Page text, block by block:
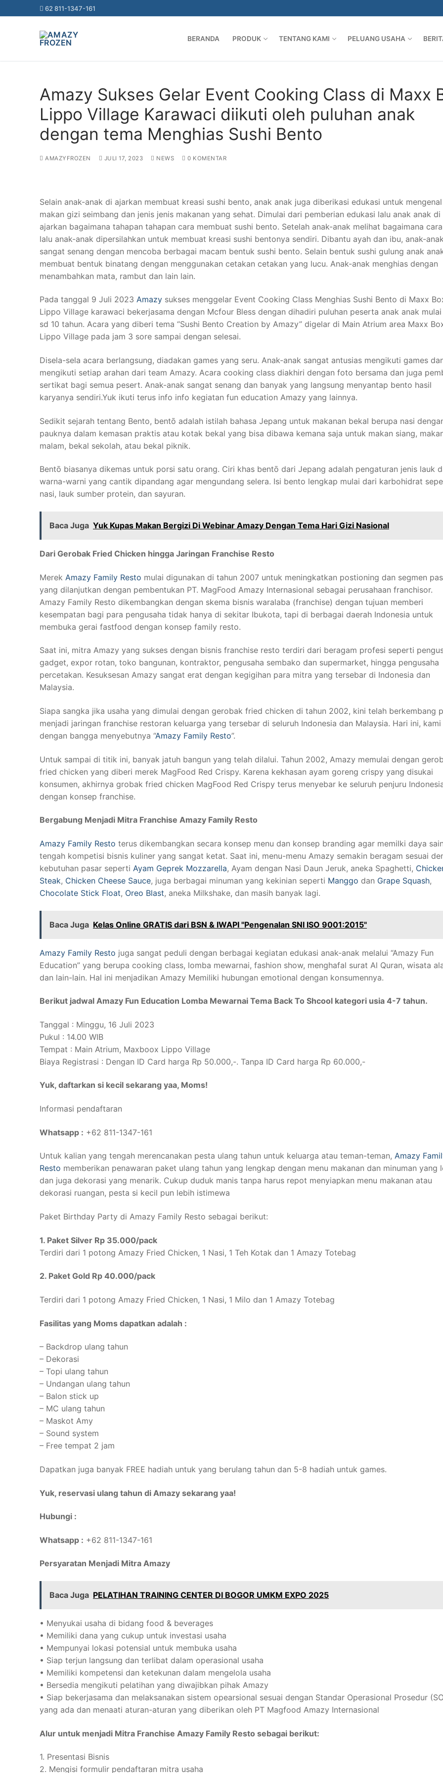
62 811-1347-161
BERANDA PRODUK TENTANG KAMI PELUANG USAHA
HOME AMAZY SUKSES GELAR EVENT COOKING CLASS DI MAXX BOX LIPPO VILLAGE KARAWACI DIIKUTI OLEH PULUHAN ANAK
Amazy Sukses Gelar Event Cooking Class di Maxx
Lippo Village Karawaci diikuti oleh puluhan anak
dengan tema Menghias Sushi Bento
AMAZYFROZEN JULI 17, 2023 NEWS 0 KOMENTAR
Selain anak-anak di ajarkan membuat kreasi sushi bento, anak anak juga diberikasi edukasi untuk
makan gizi seimbang dan jenis jenis makanan yang sehat. Dimulai dari pemberian edukasi lalu anak anak di
ajarkan bagaimana tahapan tahapan cara membuat sushi bento. Setelah anak-anak melihat bagaimana
lalu anak-anak dipersilahkan untuk membuat kreasi sushi bentonya sendiri. Dibantu ayah dan ibu, anak-
sangat senang dengan mencoba berbagai macam bentuk sushi bento. Selain bentuk sushi gulung anak
membuat bentuk binatang dengan menggunakan cetakan cetakan yang lucu. Anak-anak menghias dengan
menambahkan mata, rambut dan lain lain.
Pada tanggal 9 Juli 2023 Amazy sukses menggelar Event Cooking Class Menghias Sushi Bento di Maxx
Lippo Village karawaci bekerjasama dengan Mcfour Bless dengan dihadiri puluhan peserta anak anak
sd 10 tahun. Acara yang diberi tema “Sushi Bento Creation by Amazy” digelar di Main Atrium area Maxx
Lippo Village pada jam 3 sore sampai dengan selesai.
Disela-sela acara berlangsung, diadakan games yang seru. Anak-anak sangat antusias mengikuti games
mengikuti setiap arahan dari team Amazy. Acara cooking class diakhiri dengan foto bersama dan juga
sertikat bagi semua pesert. Anak-anak sangat senang dan banyak yang langsung menyantap bento hasil
karyanya sendiri.Yuk ikuti terus info info kegiatan fun education Amazy yang lainnya.
Sedikit sejarah tentang Bento, bentō adalah istilah bahasa Jepang untuk makanan bekal berupa nasi
pauknya dalam kemasan praktis atau kotak bekal yang bisa dibawa kemana saja untuk makan siang,
malam, bekal sekolah, atau bekal piknik.
Bentō biasanya dikemas untuk porsi satu orang. Ciri khas bentō dari Jepang adalah pengaturan jenis lauk
warna-warni yang cantik dipandang agar mengundang selera. Isi bento lengkap mulai dari karbohidrat
nasi, lauk sumber protein, dan sayuran.
Baca Juga Yuk Kupas Makan Bergizi Di Webinar Amazy Dengan Tema Hari Gizi Nasional
Dari Gerobak Fried Chicken hingga Jaringan Franchise Resto
Merek Amazy Family Resto mulai digunakan di tahun 2007 untuk meningkatkan postioning dan segmen
yang dilanjutkan dengan pembentukan PT. MagFood Amazy Internasional sebagai perusahaan franchisor.
Amazy Family Resto dikembangkan dengan skema bisnis waralaba (franchise) dengan tujuan memberi
kesempatan bagi para pengusaha tidak hanya di sekitar Ibukota, tapi di berbagai daerah Indonesia untuk
membuka gerai fastfood dengan konsep family resto.
Saat ini, mitra Amazy yang sukses dengan bisnis franchise resto terdiri dari beragam profesi seperti
gadget, expor rotan, toko bangunan, kontraktor, pengusaha sembako dan supermarket, hingga pengusaha
percetakan. Kesuksesan Amazy sangat erat dengan kegigihan para mitra yang tersebar di Indonesia dan
Malaysia.
Siapa sangka jika usaha yang dimulai dengan gerobak fried chicken di tahun 2002, kini telah berkembang
menjadi jaringan franchise restoran keluarga yang tersebar di seluruh Indonesia dan Malaysia. Hari ini,
dengan bangga menyebutnya “Amazy Family Resto”.
Untuk sampai di titik ini, banyak jatuh bangun yang telah dilalui. Tahun 2002, Amazy memulai dengan
fried chicken yang diberi merek MagFood Red Crispy. Karena kekhasan ayam goreng crispy yang disukai
konsumen, akhirnya grobak fried chicken MagFood Red Crispy terus menyebar ke seluruh penjuru
dengan konsep franchise.
Bergabung Menjadi Mitra Franchise Amazy Family Resto
Amazy Family Resto terus dikembangkan secara konsep menu dan konsep branding agar memilki daya
tengah kompetisi bisnis kuliner yang sangat ketat. Saat ini, menu-menu Amazy semakin beragam sesuai
kebutuhan pasar seperti Ayam Geprek Mozzarella, Ayam dengan Nasi Daun Jeruk, aneka Spaghetti,
Steak, Chicken Cheese Sauce, juga berbagai minuman yang kekinian seperti Manggo dan Grape Squash,
Chocolate Stick Float, Oreo Blast, aneka Milkshake, dan masih banyak lagi.
Baca Juga Kelas Online GRATIS dari BSN & IWAPI "Pengenalan SNI ISO 9001:2015"
Amazy Family Resto juga sangat peduli dengan berbagai kegiatan edukasi anak-anak melalui “Amazy Fun
Education” yang berupa cooking class, lomba mewarnai, fashion show, menghafal surat Al Quran, wisata
dan lain-lain. Hal ini menjadikan Amazy Memiliki hubungan emotional dengan konsumennya.
Berikut jadwal Amazy Fun Education Lomba Mewarnai Tema Back To Shcool kategori usia 4-7 tahun.
Tanggal : Minggu, 16 Juli 2023
Pukul : 14.00 WIB
Tempat : Main Atrium, Maxboox Lippo Village
Biaya Registrasi : Dengan ID Card harga Rp 50.000,-. Tanpa ID Card harga Rp 60.000,-
Yuk, daftarkan si kecil sekarang yaa, Moms!
Informasi pendaftaran
Whatsapp : +62 811-1347-161
Untuk kalian yang tengah merencanakan pesta ulang tahun untuk keluarga atau teman-teman, Amazy
Resto memberikan penawaran paket ulang tahun yang lengkap dengan menu makanan dan minuman yang
dan juga dekorasi yang menarik. Cukup duduk manis tanpa harus repot menyiapkan menu makanan atau
dekorasi ruangan, pesta si kecil pun lebih istimewa
Paket Birthday Party di Amazy Family Resto sebagai berikut:
1. Paket Silver Rp 35.000/pack
Terdiri dari 1 potong Amazy Fried Chicken, 1 Nasi, 1 Teh Kotak dan 1 Amazy Totebag
2. Paket Gold Rp 40.000/pack
Terdiri dari 1 potong Amazy Fried Chicken, 1 Nasi, 1 Milo dan 1 Amazy Totebag
Fasilitas yang Moms dapatkan adalah :
– Backdrop ulang tahun
– Dekorasi
– Topi ulang tahun
– Undangan ulang tahun
– Balon stick up
– MC ulang tahun
– Maskot Amy
– Sound system
– Free tempat 2 jam
Dapatkan juga banyak FREE hadiah untuk yang berulang tahun dan 5-8 hadiah untuk games.
Yuk, reservasi ulang tahun di Amazy sekarang yaa!
Hubungi :
Whatsapp : +62 811-1347-161
Persyaratan Menjadi Mitra Amazy
Baca Juga PELATIHAN TRAINING CENTER DI BOGOR UMKM EXPO 2025
• Menyukai usaha di bidang food & beverages
• Memiliki dana yang cukup untuk investasi usaha
• Mempunyai lokasi potensial untuk membuka usaha
• Siap terjun langsung dan terlibat dalam operasional usaha
• Memiliki kompetensi dan ketekunan dalam mengelola usaha
• Bersedia mengikuti pelatihan yang diwajibkan pihak Amazy
• Siap bekerjasama dan melaksanakan sistem opearsional sesuai dengan Standar Operasional Prosedur
yang ada dan menaati aturan-aturan yang diberikan oleh PT Magfood Amazy Internasional
Alur untuk menjadi Mitra Franchise Amazy Family Resto sebagai berikut:
1. Presentasi Bisnis
2. Mengisi formulir pendaftaran mitra usaha